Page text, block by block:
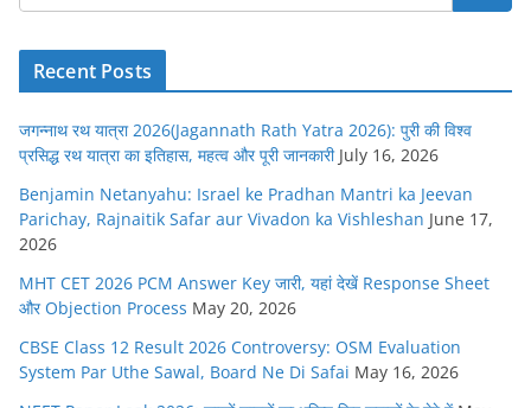
Recent Posts
जगन्नाथ रथ यात्रा 2026(Jagannath Rath Yatra 2026): पुरी की विश्व
प्रसिद्ध रथ यात्रा का इतिहास, महत्व और पूरी जानकारी July 16, 2026
Benjamin Netanyahu: Israel ke Pradhan Mantri ka Jeevan
Parichay, Rajnaitik Safar aur Vivadon ka Vishleshan June 17,
2026
MHT CET 2026 PCM Answer Key जारी, यहां देखें Response Sheet
और Objection Process May 20, 2026
CBSE Class 12 Result 2026 Controversy: OSM Evaluation
System Par Uthe Sawal, Board Ne Di Safai May 16, 2026